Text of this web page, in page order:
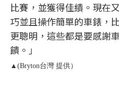
比賽，並獲得佳績。現在
巧並且操作簡單的車錶，
更聰明，這些都是要感謝
饋。」
▲(Bryton台灣 提供）